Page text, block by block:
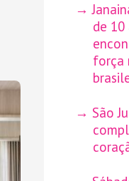
de 10
força
São